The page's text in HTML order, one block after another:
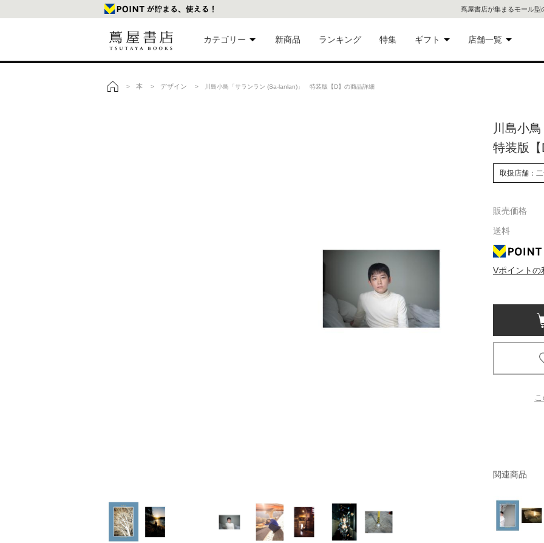
蔦屋書店が集まるモール型
カテゴリー
美術品
新商品 ランキング 特集 ギフト 店舗一覧
代官
屋書
書店
屋書
京都
枚方
> 本 > デザイン > 川島小鳥「サランラン (Sa-lanlan)」 特装版【D】の商品詳細
川島小
特装版【
取扱店舗：
販売価格
送料
Vポイントの
関連商品